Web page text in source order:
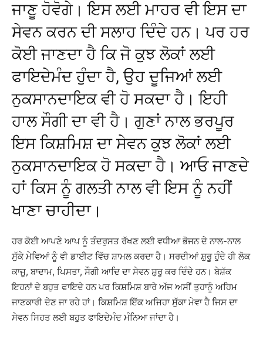
ਜਾਣੂ ਹੋਵੋਗੇ। ਇਸ ਲਈ ਮਾਹਰ ਵੀ ਇਸ ਦਾ
ਸੇਵਨ ਕਰਨ ਦੀ ਸਲਾਹ ਦਿੰਦੇ ਹਨ। ਪਰ ਹਰ
ਕੋਈ ਜਾਣਦਾ ਹੈ ਕਿ ਜੋ ਕੁਝ ਲੋਕਾਂ ਲਈ
ਫਾਇਦੇਮੰਦ ਹੁੰਦਾ ਹੈ, ਉਹ ਦੂਜਿਆਂ ਲਈ
ਨੁਕਸਾਨਦਾਇਕ ਵੀ ਹੋ ਸਕਦਾ ਹੈ। ਇਹੀ
ਹਾਲ ਸੌਗੀ ਦਾ ਵੀ ਹੈ। ਗੁਣਾਂ ਨਾਲ ਭਰਪੂਰ
ਇਸ ਕਿਸ਼ਮਿਸ਼ ਦਾ ਸੇਵਨ ਕੁਝ ਲੋਕਾਂ ਲਈ
ਨੁਕਸਾਨਦਾਇਕ ਹੋ ਸਕਦਾ ਹੈ। ਆਓ ਜਾਣਦੇ
ਹਾਂ ਕਿਸ ਨੂੰ ਗਲਤੀ ਨਾਲ ਵੀ ਇਸ ਨੂੰ ਨਹੀਂ
ਖਾਣਾ ਚਾਹੀਦਾ।
ਹਰ ਕੋਈ ਆਪਣੇ ਆਪ ਨੂੰ ਤੰਦਰੁਸਤ ਰੱਖਣ ਲਈ ਵਧੀਆ ਭੋਜਨ ਦੇ ਨਾਲ-ਨਾਲ
ਸੁੱਕੇ ਮੇਵਿਆਂ ਨੂੰ ਵੀ ਡਾਈਟ ਵਿੱਚ ਸ਼ਾਮਲ ਕਰਦਾ ਹੈ। ਸਰਦੀਆਂ ਸ਼ੁਰੂ ਹੁੰਦੇ ਹੀ ਲੋਕ
ਕਾਜੂ, ਬਾਦਾਮ, ਪਿਸਤਾ, ਸੌਗੀ ਆਦਿ ਦਾ ਸੇਵਨ ਸ਼ੁਰੂ ਕਰ ਦਿੰਦੇ ਹਨ। ਬੇਸ਼ੱਕ
ਇਹਨਾਂ ਦੇ ਬਹੁਤ ਫਾਇਦੇ ਹਨ ਪਰ ਕਿਸ਼ਮਿਸ਼ ਬਾਰੇ ਅੱਜ ਅਸੀਂ ਤੁਹਾਨੂੰ ਅਹਿਮ
ਜਾਣਕਾਰੀ ਦੇਣ ਜਾ ਰਹੇ ਹਾਂ। ਕਿਸ਼ਮਿਸ਼ ਇੱਕ ਅਜਿਹਾ ਸੁੱਕਾ ਮੇਵਾ ਹੈ ਜਿਸ ਦਾ
ਸੇਵਨ ਸਿਹਤ ਲਈ ਬਹੁਤ ਫਾਇਦੇਮੰਦ ਮੰਨਿਆ ਜਾਂਦਾ ਹੈ।